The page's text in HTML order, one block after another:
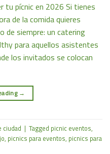
tu pícnic en 2026 Si tienes
de la comida quieres
de siempre: un catering
para aquellos asistentes
los invitados se colocan
→
ciudad | Tagged picnic eventos,
, picnics para eventos, picnics para